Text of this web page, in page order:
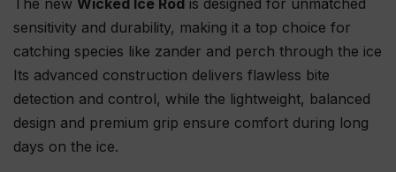
sensitivity and durability, making it a top choice for
catching species like zander and perch through the ice
Its advanced construction delivers flawless bite
detection and control, while the lightweight, balanced
design and premium grip ensure comfort during long
days on the ice.